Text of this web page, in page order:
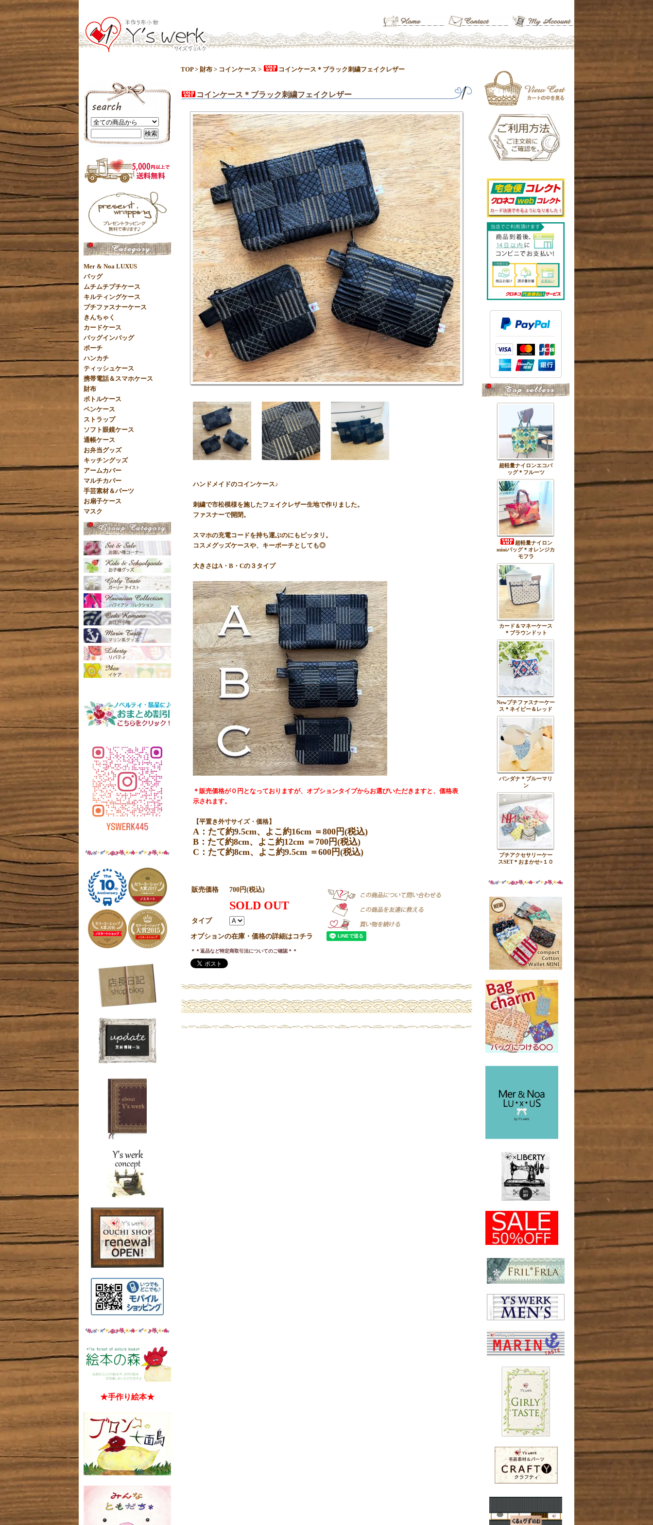
TOP> 財布 > コインケース > コインケース＊ブラック刺繍フェイクレザー
コインケース＊ブラック刺繍フェイクレザー
ハンドメイドのコインケース♪
刺繍で市松模様を施したフェイクレザー生地で作りました。
ファスナーで開閉。
スマホの充電コードを持ち運ぶのにもピッタリ。
コスメグッズケースや、キーポーチとしても◎
大きさはA・B・Cの３タイプ
＊販売価格が０円となっておりますが、オプションタイプからお選びいただきますと、価格表
示されます。
【平置き外寸サイズ・価格】
A：たて約9.5cm、よこ約16cm ＝800円(税込)
B：たて約8cm、よこ約12cm ＝700円(税込)
C：たて約8cm、よこ約9.5cm ＝600円(税込)
販売価格 700円(税込)
SOLD OUT
タイプ
オプションの在庫・価格の詳細はコチラ
＊＊返品など特定商取引法についてのご確認＊＊
Mer & Noa LUXUS
バッグ
ムチムチプチケース
キルティングケース
プチファスナーケース
きんちゃく
カードケース
バッグインバッグ
ポーチ
ハンカチ
ティッシュケース
携帯電話＆スマホケース
財布
ボトルケース
ペンケース
ストラップ
ソフト眼鏡ケース
通帳ケース
お弁当グッズ
キッチングッズ
アームカバー
マルチカバー
手芸素材＆パーツ
お扇子ケース
マスク
★手作り絵本★
超軽量ナイロンエコバ
ッグ＊フルーツ
超軽量ナイロン
miniバッグ＊オレンジカ
モフラ
カード＆マネーケース
＊ブラウンドット
Newプチファスナーケー
ス＊ネイビー＆レッド
バンダナ＊ブルーマリ
ン
プチアクセサリーケー
スSET＊おまかせ×１０